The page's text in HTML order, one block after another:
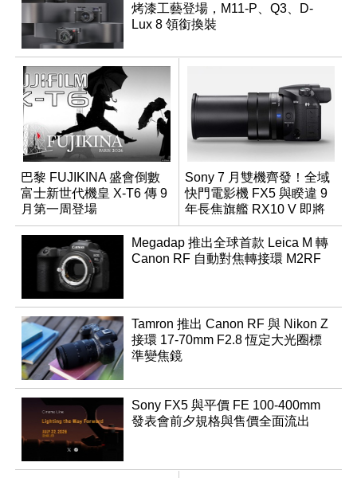
烤漆工藝登場，M11-P、Q3、D-
Lux 8 領銜換裝
巴黎 FUJIKINA 盛會倒數
富士新世代機皇 X-T6 傳 9
月第一周登場
Sony 7 月雙機齊發！全域
快門電影機 FX5 與睽違 9
年長焦旗艦 RX10 V 即將
登場
Megadap 推出全球首款 Leica M 轉
Canon RF 自動對焦轉接環 M2RF
Tamron 推出 Canon RF 與 Nikon Z
接環 17-70mm F2.8 恆定大光圈標
準變焦鏡
Sony FX5 與平價 FE 100-400mm
發表會前夕規格與售價全面流出